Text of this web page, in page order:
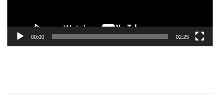
00:00 02:25